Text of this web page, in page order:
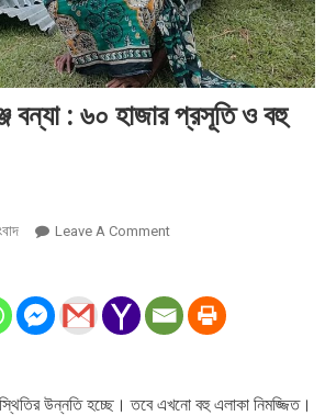
বন্যা : ৬০ হাজার প্রসূতি ও বহু
Leave A CommentOn
সুনামগঞ্জে
বন্যা
হাজার
উন্নতি হচ্ছে। তবে এখনো বহু এলাকা নিমজ্জিত।